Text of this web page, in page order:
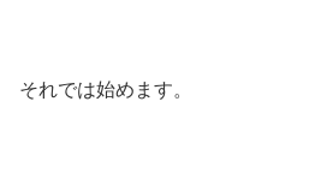
それでは始めます。